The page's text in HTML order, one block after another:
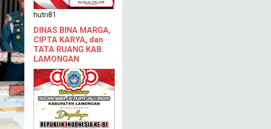
hutri81
DINAS BINA MARGA,
CIPTA KARYA, dan
TATA RUANG KAB.
LAMONGAN